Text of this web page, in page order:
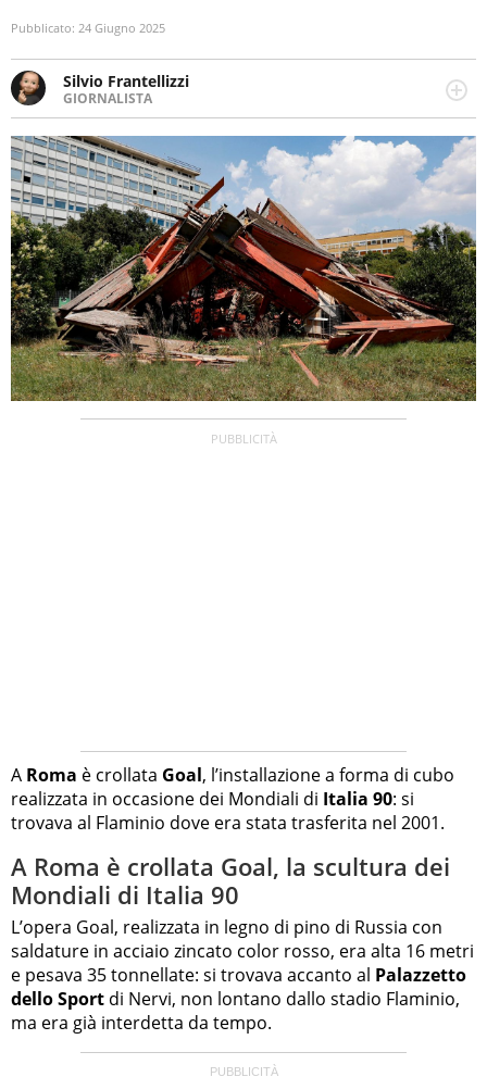
Pubblicato: 24 Giugno 2025
Silvio Frantellizzi
GIORNALISTA
Giornalista pubblicista. Da oltre dieci anni si occupa di
informazione sul web, scrivendo di sport, attualità,
cronaca, motori, spettacolo e videogame.
A Roma è crollata Goal, l’installazione a forma di cubo
realizzata in occasione dei Mondiali di Italia 90: si
trovava al Flaminio dove era stata trasferita nel 2001.
A Roma è crollata Goal, la scultura dei
Mondiali di Italia 90
L’opera Goal, realizzata in legno di pino di Russia con
saldature in acciaio zincato color rosso, era alta 16 metri
e pesava 35 tonnellate: si trovava accanto al Palazzetto
dello Sport di Nervi, non lontano dallo stadio Flaminio,
ma era già interdetta da tempo.